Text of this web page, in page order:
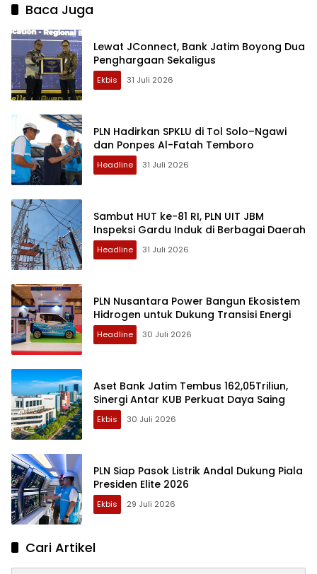
Baca Juga
Lewat JConnect, Bank Jatim Boyong Dua
Penghargaan Sekaligus
Ekbis 31 Juli 2026
PLN Hadirkan SPKLU di Tol Solo–Ngawi
dan Ponpes Al-Fatah Temboro
Headline 31 Juli 2026
Sambut HUT ke-81 RI, PLN UIT JBM
Inspeksi Gardu Induk di Berbagai Daerah
Headline 31 Juli 2026
PLN Nusantara Power Bangun Ekosistem
Hidrogen untuk Dukung Transisi Energi
Headline 30 Juli 2026
Aset Bank Jatim Tembus 162,05Triliun,
Sinergi Antar KUB Perkuat Daya Saing
Ekbis 30 Juli 2026
PLN Siap Pasok Listrik Andal Dukung Piala
Presiden Elite 2026
Ekbis 29 Juli 2026
Cari Artikel